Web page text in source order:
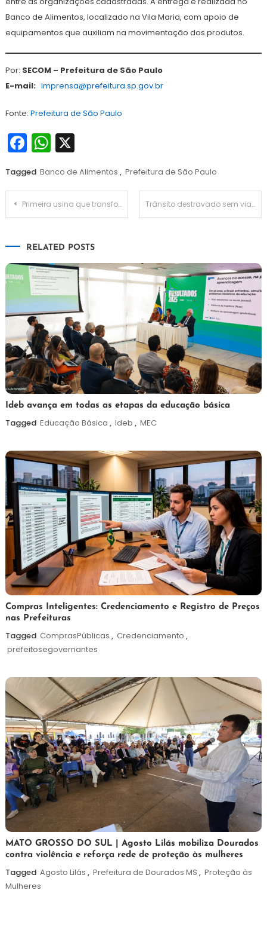
Banco de Alimentos, localizado na Vila Maria, com apoio de
equipamentos que auxiliam na movimentação dos produtos.
Por: SECOM – Prefeitura de São Paulo
E-mail: imprensa@prefeitura.sp.gov.br
Fonte: Prefeitura de São Paulo
Facebook
WhatsApp
X
Tagged Banco de Alimentos , Prefeitura de São Paulo
Navegação
Primeira usina que transforma água do mar em água potável de SP será construída em Ilhabela Trânsito destravado sem viadutos: a tecnologia invisível que acaba com o congestionamento em 15 dias
RELATED POSTS
6
de
agosto
2026
Maurilio
Ideb avança em todas as etapas da educação básica
Tagged Educação Básica , Ideb , MEC
6
de
agosto
2026
Redação
Compras Inteligentes: Credenciamento e Registro de Preços
nas Prefeituras
Tagged ComprasPúblicas , Credenciamento ,
prefeitosegovernantes
5
de
agosto
de
Maurilio
MATO GROSSO DO SUL | Agosto Lilás mobiliza Dourados
contra violência e reforça rede de proteção às mulheres
Tagged Agosto Lilás , Prefeitura de Dourados MS , Proteção às
Mulheres